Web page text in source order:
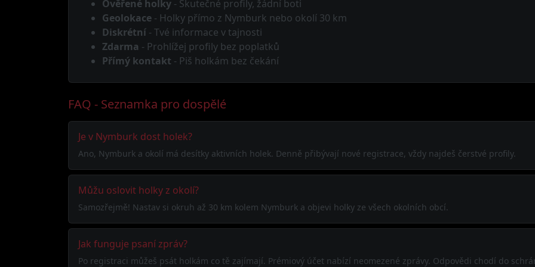
Ověřené holky - Skutečné profily, žádní boti
Geolokace - Holky přímo z Nymburk nebo okolí 30 km
Diskrétní - Tvé informace v tajnosti
Zdarma - Prohlížej profily bez poplatků
Přímý kontakt - Piš holkám bez čekání
FAQ - Seznamka pro dospělé
Je v Nymburk dost holek?
Ano, Nymburk a okolí má desítky aktivních holek. Denně přibývají nové registrace, vždy najdeš čerstvé profily.
Můžu oslovit holky z okolí?
Samozřejmě! Nastav si okruh až 30 km kolem Nymburk a objevi holky ze všech okolních obcí.
Jak funguje psaní zpráv?
Po registraci můžeš psát holkám co tě zajímají. Prémiový účet nabízí neomezené zprávy. Odpovědi chodí do